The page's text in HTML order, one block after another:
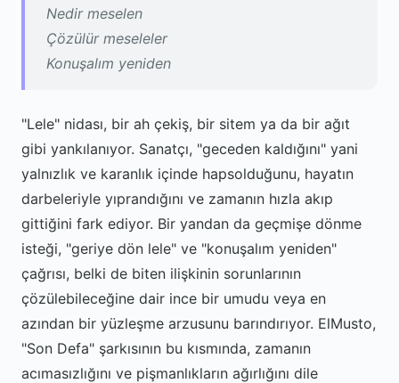
Nedir meselen
Çözülür meseleler
Konuşalım yeniden
"Lele" nidası, bir ah çekiş, bir sitem ya da bir ağıt
gibi yankılanıyor. Sanatçı, "geceden kaldığını" yani
yalnızlık ve karanlık içinde hapsolduğunu, hayatın
darbeleriyle yıprandığını ve zamanın hızla akıp
gittiğini fark ediyor. Bir yandan da geçmişe dönme
isteği, "geriye dön lele" ve "konuşalım yeniden"
çağrısı, belki de biten ilişkinin sorunlarının
çözülebileceğine dair ince bir umudu veya en
azından bir yüzleşme arzusunu barındırıyor. ElMusto,
"Son Defa" şarkısının bu kısmında, zamanın
acımasızlığını ve pişmanlıkların ağırlığını dile